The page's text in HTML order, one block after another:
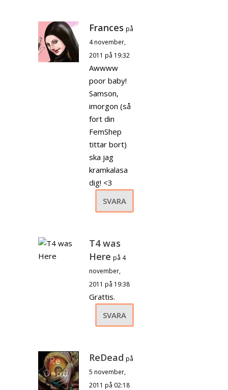
Frances på
4 november,
2011 på 19:32
Awwww
poor baby!
Samson,
imorgon (så
fort din
FemShep
tittar bort)
ska jag
kramkalasa
dig! <3
SVARA
T4 was
Here på 4
november,
2011 på 19:38
Grattis.
SVARA
ReDead på
5 november,
2011 på 02:18